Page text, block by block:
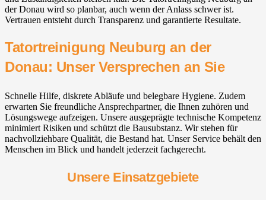
der Donau wird so planbar, auch wenn der Anlass schwer ist.
Vertrauen entsteht durch Transparenz und garantierte Resultate.
Tatortreinigung Neuburg an der
Donau: Unser Versprechen an Sie
Schnelle Hilfe, diskrete Abläufe und belegbare Hygiene. Zudem
erwarten Sie freundliche Ansprechpartner, die Ihnen zuhören und
Lösungswege aufzeigen. Unsere ausgeprägte technische Kompetenz
minimiert Risiken und schützt die Bausubstanz. Wir stehen für
nachvollziehbare Qualität, die Bestand hat. Unser Service behält den
Menschen im Blick und handelt jederzeit fachgerecht.
Unsere Einsatzgebiete